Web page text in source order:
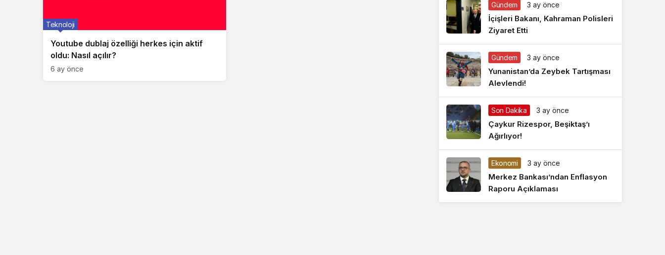
Gece Modu
Gece modunu seçin.
Sistem Modu
Sistem modunu seçin.
Youtube dublaj özelliği herkes için aktif
oldu: Nasıl açılır?
Teknoloji
6 ay önce
Gündem 3 ay önce
İçişleri Bakanı, Kahraman Polisleri
Ziyaret Etti
Gündem 3 ay önce
Yunanistan’da Zeybek Tartışması
Alevlendi!
Son Dakika 3 ay önce
Çaykur Rizespor, Beşiktaş’ı
Ağırlıyor!
Ekonomi 3 ay önce
Merkez Bankası’ndan Enflasyon
Raporu Açıklaması